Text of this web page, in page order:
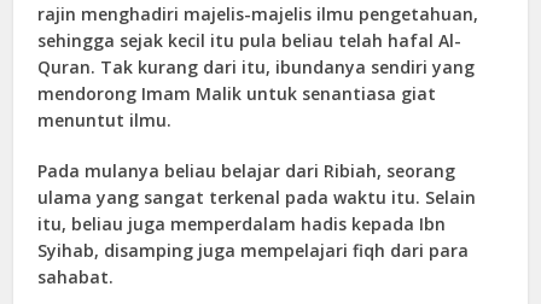
rajin menghadiri majelis-majelis ilmu pengetahuan,
sehingga sejak kecil itu pula beliau telah hafal Al-
Quran. Tak kurang dari itu, ibundanya sendiri yang
mendorong Imam Malik untuk senantiasa giat
menuntut ilmu.
Pada mulanya beliau belajar dari Ribiah, seorang
ulama yang sangat terkenal pada waktu itu. Selain
itu, beliau juga memperdalam hadis kepada Ibn
Syihab, disamping juga mempelajari fiqh dari para
sahabat.